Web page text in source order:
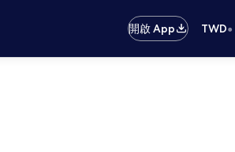
開啟 App TWD•